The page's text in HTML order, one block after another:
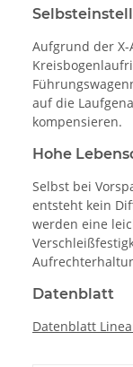
Aufgrund der
auf die
kompensieren.
Hohe
Selbst bei
entsteht kein
werden eine
Datenblatt
Datenblatt